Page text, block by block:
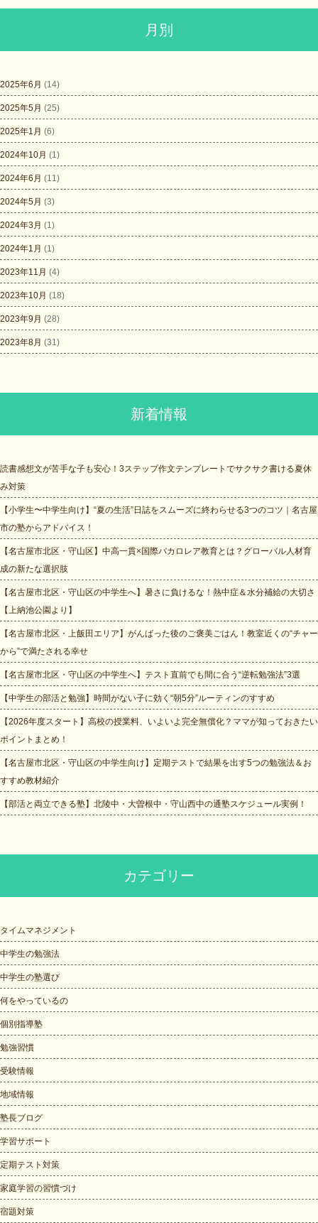
月別
2025年6月 (14)
2025年5月 (25)
2025年1月 (6)
2024年10月 (1)
2024年6月 (11)
2024年5月 (3)
2024年3月 (1)
2024年1月 (1)
2023年11月 (4)
2023年10月 (18)
2023年9月 (28)
2023年8月 (31)
新着情報
読書感想文が苦手な子も安心！3ステップ作文テンプレートでサクサク書ける夏休
み対策
【小学生〜中学生向け】“夏の生活”日誌をスムーズに終わらせる3つのコツ｜名古屋
市の塾からアドバイス！
【名古屋市北区・守山区】中高一貫×国際バカロレア教育とは？グローバル人材育
成の新たな選択肢
【名古屋市北区・守山区の中学生へ】暑さに負けるな！熱中症＆水分補給の大切さ
【上納池公園より】
【名古屋市北区・上飯田エリア】がんばった後のご褒美ごはん！教室近くの“チャー
から”で満たされる幸せ
【名古屋市北区・守山区の中学生へ】テスト直前でも間に合う“逆転勉強法”3選
【中学生の部活と勉強】時間がない子に効く“朝5分”ルーティンのすすめ
【2026年度スタート】高校の授業料、いよいよ完全無償化？ママが知っておきたい
ポイントまとめ！
【名古屋市北区・守山区の中学生向け】定期テストで結果を出す5つの勉強法＆お
すすめ教材紹介
【部活と両立できる塾】北陵中・大曽根中・守山西中の通塾スケジュール実例！
カテゴリー
タイムマネジメント
中学生の勉強法
中学生の塾選び
何をやっているの
個別指導塾
勉強習慣
受験情報
地域情報
塾長ブログ
学習サポート
定期テスト対策
家庭学習の習慣づけ
宿題対策